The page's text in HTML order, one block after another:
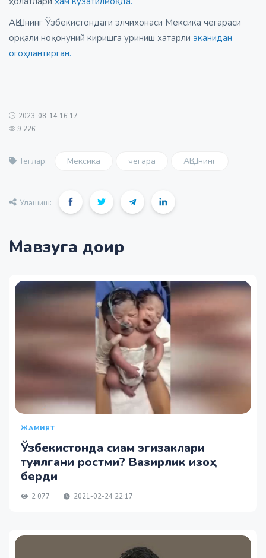
АҚШнинг Ўзбекистондаги элчихонаси Мексика чегараси
орқали ноқонуний киришга уриниш хатарли эканидан
огоҳлантирган.
2023-08-14 16:17
9 226
Теглар: Мексика чегара АҚШнинг
Улашиш:
Мавзуга доир
ЖАМИЯТ
Ўзбекистонда сиам эгизаклари
туғилгани ростми? Вазирлик изоҳ
берди
2 077 2021-02-24 22:17